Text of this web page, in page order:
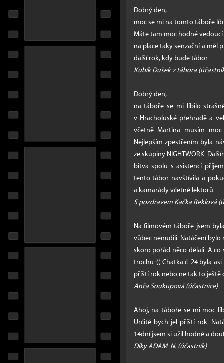
Dobrý den,
moc se mi na tomto táboře
Máte tam moc hodné
na place taky senzační a měl
další rok, kdy bude tábor.
Kubík Dušek z tábora
Dobrý den,
na táboře se mi líbilo
v Hracholuské přehradě a
včetně Martina musím
Nejlepším zpestřením byla
ze skupiny NIGHTWORK.
bitva spolu s asistencí
tento tábor navštívila a
a kamarády včetně lektorů.
S pozdravem Kačka Reklová
Na filmovém táboře jsem
vůbec nenudili. Natáčení
skoro pořád něco dělali. A
trochu :)) Chatka č. 24 byla
příští rok nebo ne tak to ještě
Anča Soukupová (účastnice)
Ahoj, na táboře se mi moc
Určitě bych jel příští rok.
14dní jsem si užil hodně a
Díky ADAM N. (účastník)